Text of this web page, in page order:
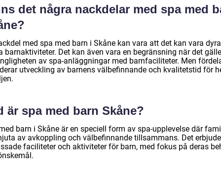
det några nackdelar med spa med
med spa med barn i Skåne kan vara att det kan vara
barnaktiviteter. Det kan även vara en begränsning när det
av spa-anläggningar med barnfaciliteter. Men
utveckling av barnens välbefinnande och kvalitetstid för
är spa med barn Skåne?
barn i Skåne är en speciell form av spa-upplevelse där
av avkoppling och välbefinnande tillsammans. Det
faciliteter och aktiviteter för barn, med fokus på deras